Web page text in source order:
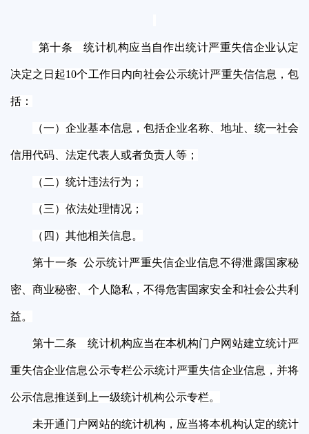
第十条 统计机构应当自作出统计严重失信企业认定
决定之日起10个工作日内向社会公示统计严重失信信息，包
括：
（一）企业基本信息，包括企业名称、地址、统一社会
信用代码、法定代表人或者负责人等；
（二）统计违法行为；
（三）依法处理情况；
（四）其他相关信息。
第十一条 公示统计严重失信企业信息不得泄露国家秘
密、商业秘密、个人隐私，不得危害国家安全和社会公共利
益。
第十二条 统计机构应当在本机构门户网站建立统计严
重失信企业信息公示专栏公示统计严重失信企业信息，并将
公示信息推送到上一级统计机构公示专栏。
未开通门户网站的统计机构，应当将本机构认定的统计